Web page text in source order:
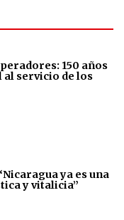
150 años
al servicio de los
ya es una
y vitalicia”